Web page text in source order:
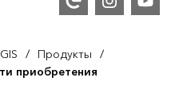
/ Продукты /
приобретения